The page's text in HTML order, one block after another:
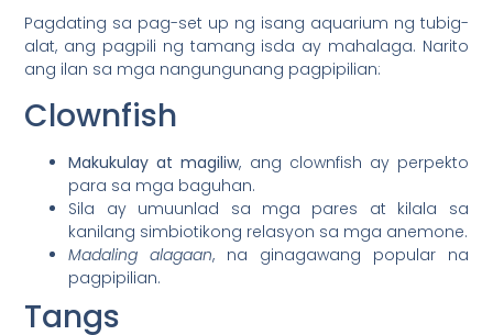
Pagdating sa pag-set up ng isang aquarium ng tubig-
alat, ang pagpili ng tamang isda ay mahalaga. Narito
ang ilan sa mga nangungunang pagpipilian:
Clownfish
Makukulay at magiliw, ang clownfish ay perpekto
para sa mga baguhan.
Sila ay umuunlad sa mga pares at kilala sa
kanilang simbiotikong relasyon sa mga anemone.
Madaling alagaan, na ginagawang popular na
pagpipilian.
Tangs